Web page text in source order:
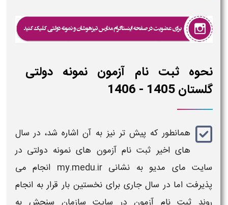
نحوه ثبت نام آزمون نمونه دولتی​
گلستان 1405 - 1406
همانطور که پیش تر نیز به آن اشاره شد، در سال
های اخیر ثبت نام آزمون های نمونه دولتی در
سایت مای مدیو به نشانی
my.medu.ir انجام می
پذیرفت اما در سال جاری برای نخستین بار قرار به انجام